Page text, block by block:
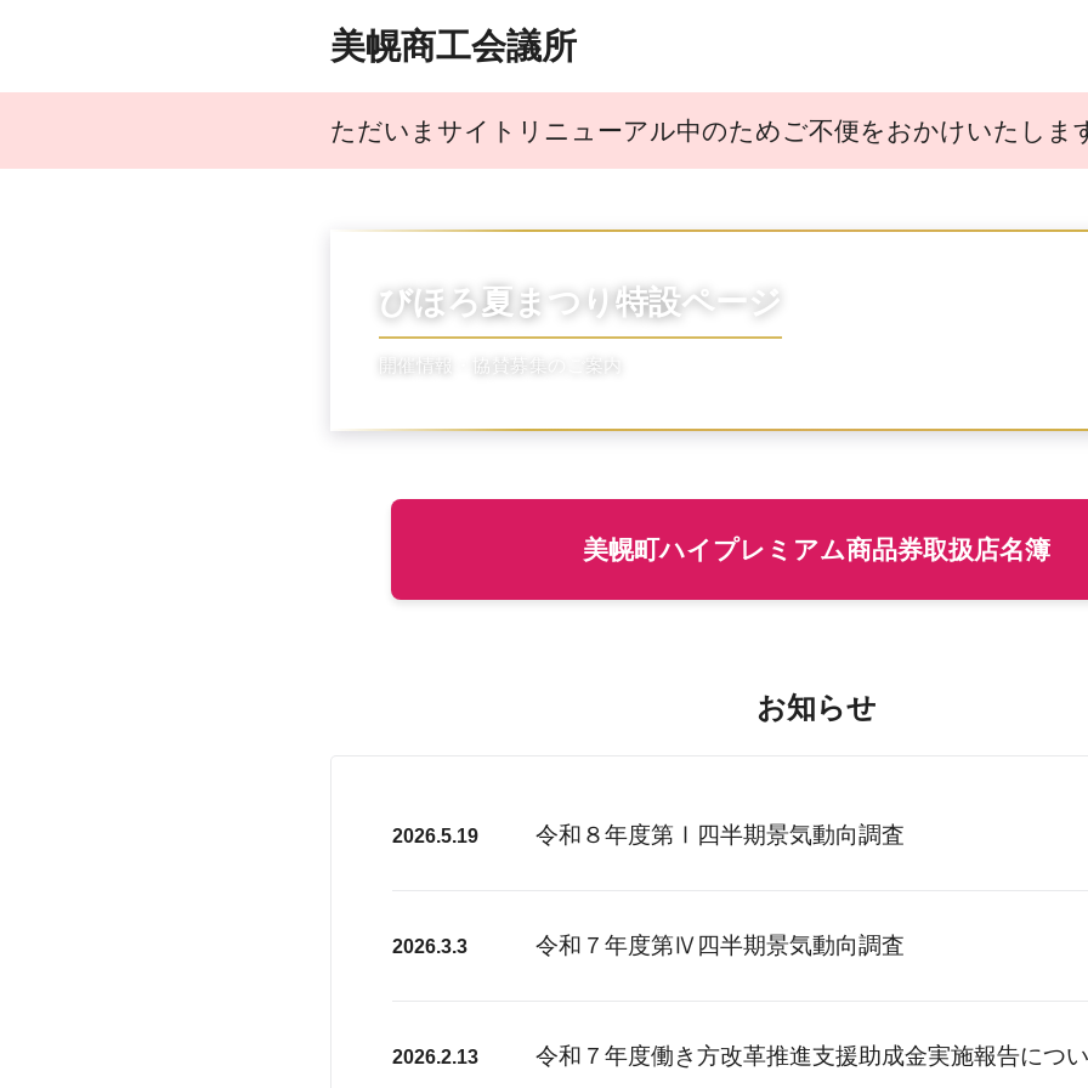
美幌商工会議所
ただいまサイトリニューアル中のためご不便をおかけいたしま
びほろ夏まつり特設ページ
開催情報・協賛募集のご案内
美幌町ハイプレミアム商品券取扱店名簿
お知らせ
2026.5.19 令和８年度第Ⅰ四半期景気動向調査
2026.3.3 令和７年度第Ⅳ四半期景気動向調査
2026.2.13 令和７年度働き方改革推進支援助成金実施報告につ